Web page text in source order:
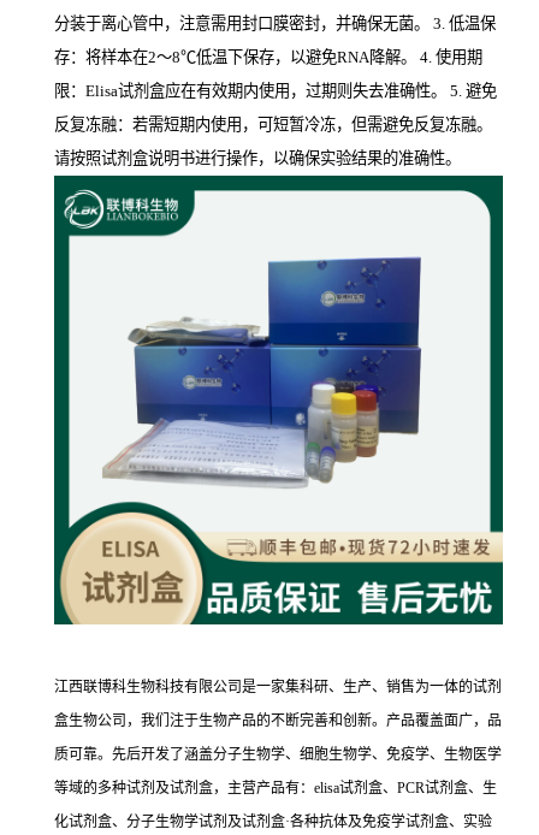
分装于离心管中，注意需用封口膜密封，并确保无菌。 3. 低温保
存：将样本在2～8℃低温下保存，以避免RNA降解。 4. 使用期
限：Elisa试剂盒应在有效期内使用，过期则失去准确性。 5. 避免
反复冻融：若需短期内使用，可短暂冷冻，但需避免反复冻融。
请按照试剂盒说明书进行操作，以确保实验结果的准确性。
江西联博科生物科技有限公司是一家集科研、生产、销售为一体的试剂
盒生物公司，我们注于生物产品的不断完善和创新。产品覆盖面广，品
质可靠。先后开发了涵盖分子生物学、细胞生物学、免疫学、生物医学
等域的多种试剂及试剂盒，主营产品有：elisa试剂盒、PCR试剂盒、生
化试剂盒、分子生物学试剂及试剂盒·各种抗体及免疫学试剂盒、实验